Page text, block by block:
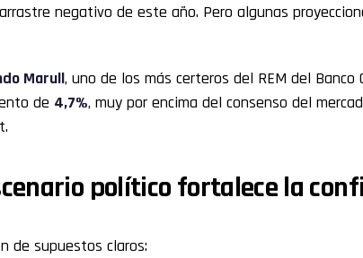
negativo de este año. Pero algunas
Marull, uno de los más certeros del REM del Banco
de 4,7%, muy por encima del consenso del
político fortalece la
de supuestos claros: